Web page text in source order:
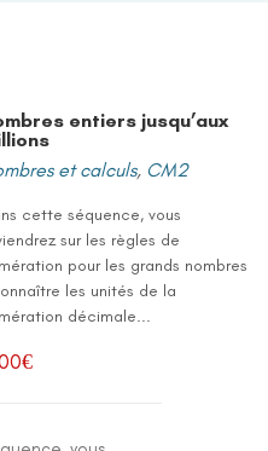
entiers jusqu’aux
et calculs, CM2
cette séquence, vous
sur les règles de
pour les grands nombres
les unités de la
décimale...
€